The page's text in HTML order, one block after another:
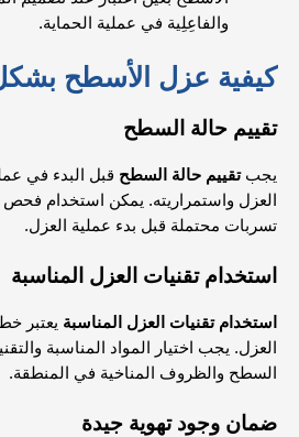
والفاعِلِية في عملية الحماية.
كيفية عزل الأسطح
تقييم حالة السطح
يجبتقييم حالة السطح قبل البدء في
العزل واستمراريته. يمكن استخدام
تسربات محتملة قبل بدء عملية العزل.
استخدام تقنيات العزل المناسبة
استخدام تقنيات العزل المناسبة يعتبر
العزل. يجب اختيار المواد المناسبة
السطح والظروف المناخية في المنطقة.
ضمان وجود تهوية جيدة